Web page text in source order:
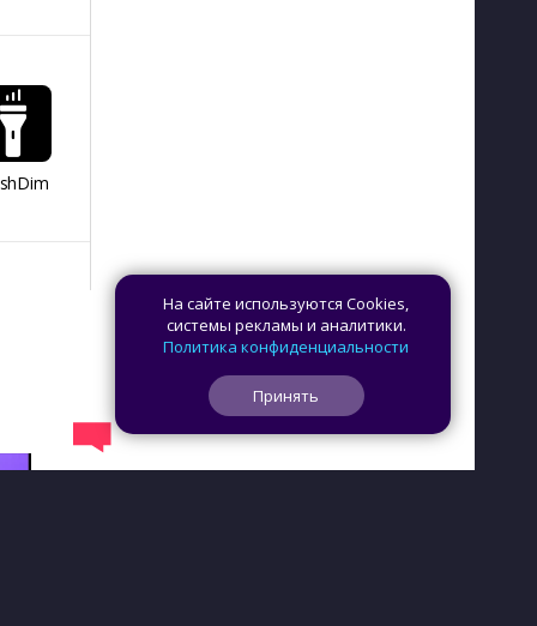
На сайте используются Cookies,
системы рекламы и аналитики.
Политика конфиденциальности
Принять